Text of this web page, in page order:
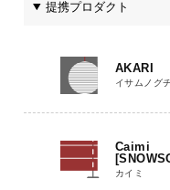
提携プロダクト
AKARI
イサムノグ
Caimi
カイミ